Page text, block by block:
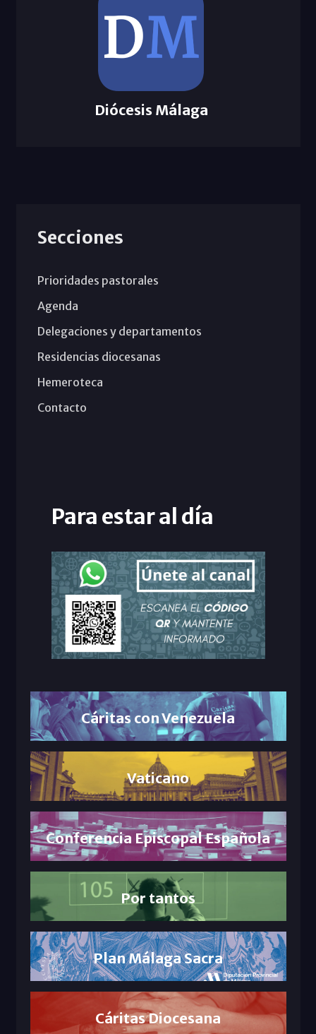
Diócesis Málaga
Secciones
Prioridades pastorales
Agenda
Delegaciones y departamentos
Residencias diocesanas
Hemeroteca
Contacto
Para estar al día
Cáritas con Venezuela
Vaticano
Conferencia Episcopal Española
Por tantos
Plan Málaga Sacra
Cáritas Diocesana